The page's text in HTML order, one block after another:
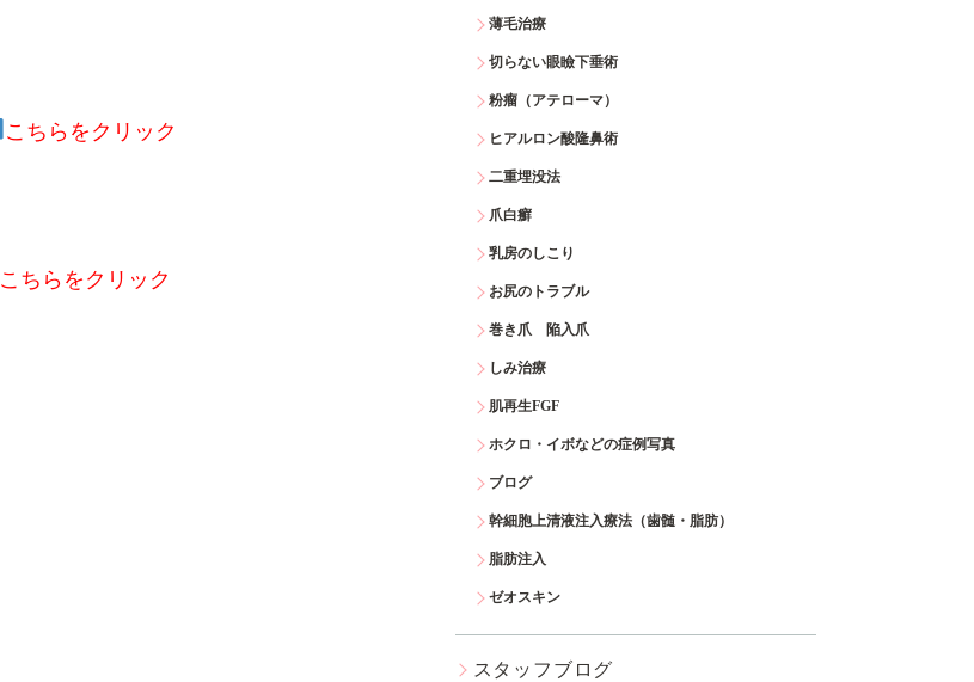
こちらをクリック
こちらをクリック
薄毛治療
切らない眼瞼下垂術
粉瘤（アテローマ）
ヒアルロン酸隆鼻術
二重埋没法
爪白癬
乳房のしこり
お尻のトラブル
巻き爪 陥入爪
しみ治療
肌再生FGF
ホクロ・イボなどの症例写真
ブログ
幹細胞上清液注入療法（歯髄・脂肪）
脂肪注入
ゼオスキン
スタッフブログ